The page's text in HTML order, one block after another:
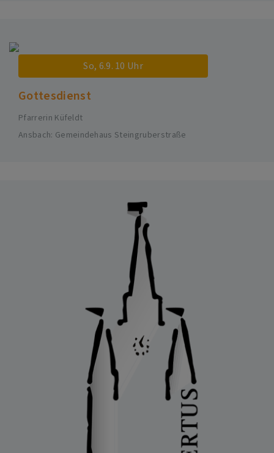
So, 6.9. 10 Uhr
Gottesdienst
Pfarrerin Küfeldt
Ansbach Gemeindehaus Steingruberstraße